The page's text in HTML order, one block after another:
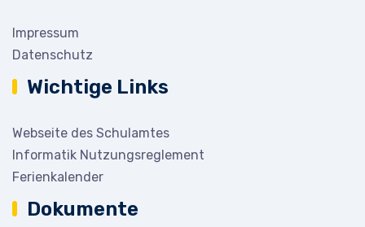
Impressum
Datenschutz
Wichtige Links
Webseite des Schulamtes
Informatik Nutzungsreglement
Ferienkalender
Dokumente